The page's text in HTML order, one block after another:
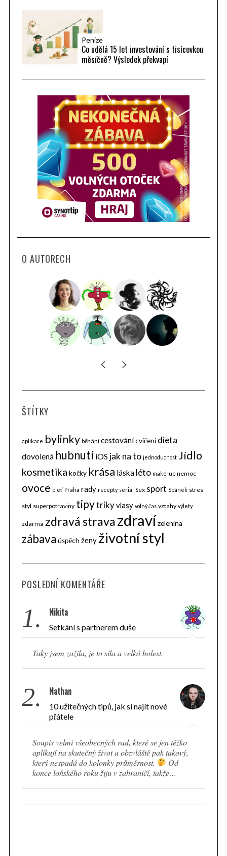
Peníze
Co udělá 15 let investování s tisícovkou
měsíčně? Výsledek překvapí
O AUTORECH
ŠTÍTKY
aplikace bylinky běhání cestovánícvičení dieta
dovolená hubnutí iOS jak na to jednoduchost Jídlo
kosmetika kočky krása láska léto make-up nemoc
ovoce pleť Praha rady recepty seriál Sex sport Spánek stres
styl superpotraviny tipytrikyvlasy volný čas vztahy výlety
zdarma zdravá stravazdravízelenina
zábava úspěch ženy životní styl
POSLEDNÍ KOMENTÁŘE
1. Nikita
Setkání s partnerem duše
Taky jsem zažila, je to síla a velká bolest.
2. Nathan
10 užitečných tipů, jak si najít nové
přátele
Soupis velmi všeobecných rad, které se jen těžko
aplikují na skutečný život a obzvláště pak takový,
který nespadá do kolonky průměrnost.
Od
konce loňského roku žiju v zahraničí, takže…
a